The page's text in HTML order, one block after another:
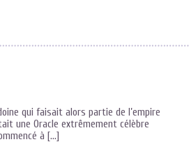
qui faisait alors partie de l’empire
une Oracle extrêmement célèbre
à […]